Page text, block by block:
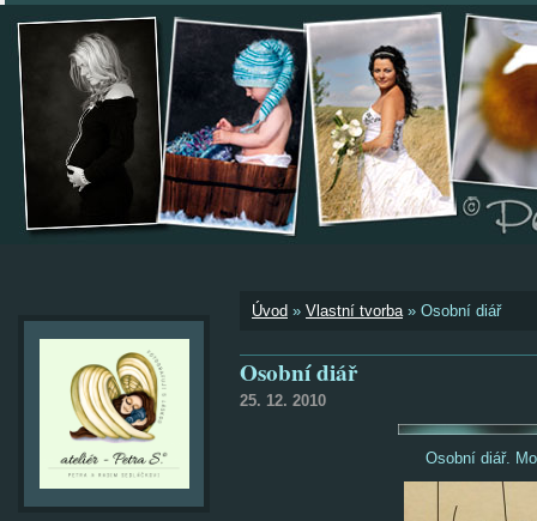
Úvod » Vlastní tvorba» Osobní diář
Osobní diář
25. 12. 2010
Osobní diář.